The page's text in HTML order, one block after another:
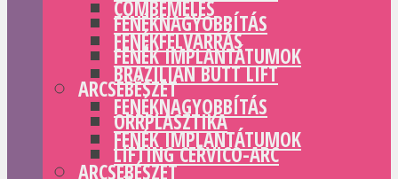
FENÉKNAGYOBBÍTÁS
FENÉK IMPLANTÁTUMOK
ARCSEBÉSZET
ORRPLASZTIKA
LIFTING CERVICO-ARC
COMBEMELÉS
FENÉKFELVARRÁS
BRAZILIAN BUTT LIFT
FENÉKNAGYOBBÍTÁS
FENÉK IMPLANTÁTUMOK
ARCSEBÉSZET